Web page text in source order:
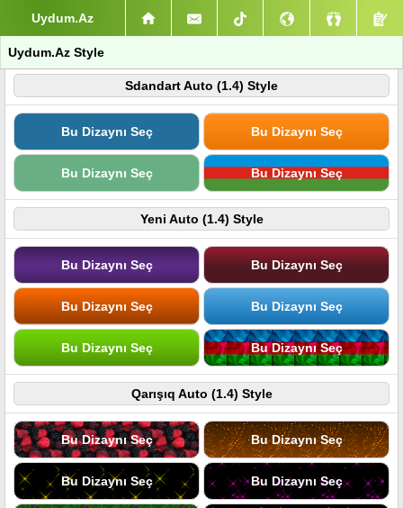
Uydum.Az
Uydum.Az Style
Sdandart Auto (1.4) Style
Bu Dizaynı Seç Bu Dizaynı Seç
Bu Dizaynı Seç Bu Dizaynı Seç
Yeni Auto (1.4) Style
Bu Dizaynı Seç Bu Dizaynı Seç
Bu Dizaynı Seç Bu Dizaynı Seç
Bu Dizaynı Seç Bu Dizaynı Seç
Qarışıq Auto (1.4) Style
Bu Dizaynı Seç Bu Dizaynı Seç
Bu Dizaynı Seç Bu Dizaynı Seç